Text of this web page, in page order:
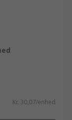
Kr. 30,07/enhed